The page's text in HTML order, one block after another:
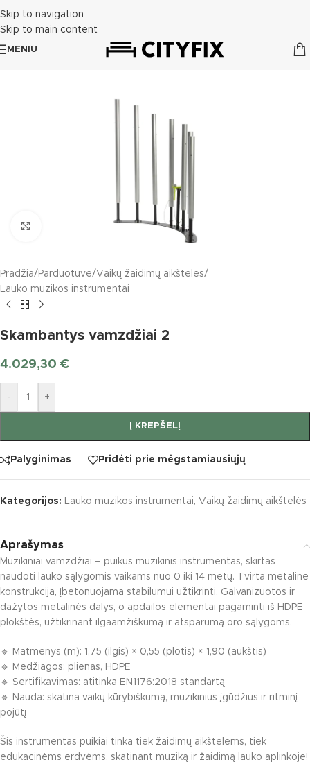
Skip to navigation
Skip to main content
MENIU
Click to enlarge
Pradžia/ Parduotuvė/Vaikų žaidimų aikštelės/
Lauko muzikos instrumentai
Skambantys vamzdžiai 2
4.029,30 €
- +
Į KREPŠELĮ
Palyginimas Pridėti prie mėgstamiausiųjų
Kategorijos: Lauko muzikos instrumentai, Vaikų žaidimų aikštelės
Aprašymas
Muzikiniai vamzdžiai – puikus muzikinis instrumentas, skirtas
naudoti lauko sąlygomis vaikams nuo 0 iki 14 metų. Tvirta metalinė
konstrukcija, įbetonuojama stabilumui užtikrinti. Galvanizuotos ir
dažytos metalinės dalys, o apdailos elementai pagaminti iš HDPE
plokštės, užtikrinant ilgaamžiškumą ir atsparumą oro sąlygoms.
🔹 Matmenys (m): 1,75 (ilgis) × 0,55 (plotis) × 1,90 (aukštis)
🔹 Medžiagos: plienas, HDPE
🔹 Sertifikavimas: atitinka EN1176:2018 standartą
🔹 Nauda: skatina vaikų kūrybiškumą, muzikinius įgūdžius ir ritminį
pojūtį
Šis instrumentas puikiai tinka tiek žaidimų aikštelėms, tiek
edukacinėms erdvėms, skatinant muziką ir žaidimą lauko aplinkoje!